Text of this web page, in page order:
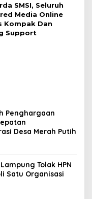
SMSI, Seluruh
Media Online
Kompak Dan
Support
Penghargaan
Desa Merah Putih
Tolak HPN
Satu Organisasi